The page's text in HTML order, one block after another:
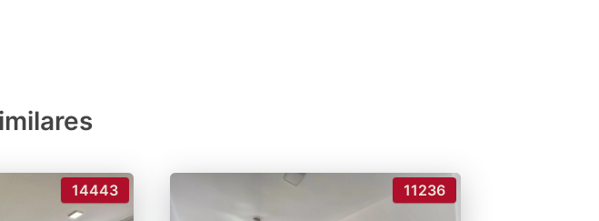
14443 11236